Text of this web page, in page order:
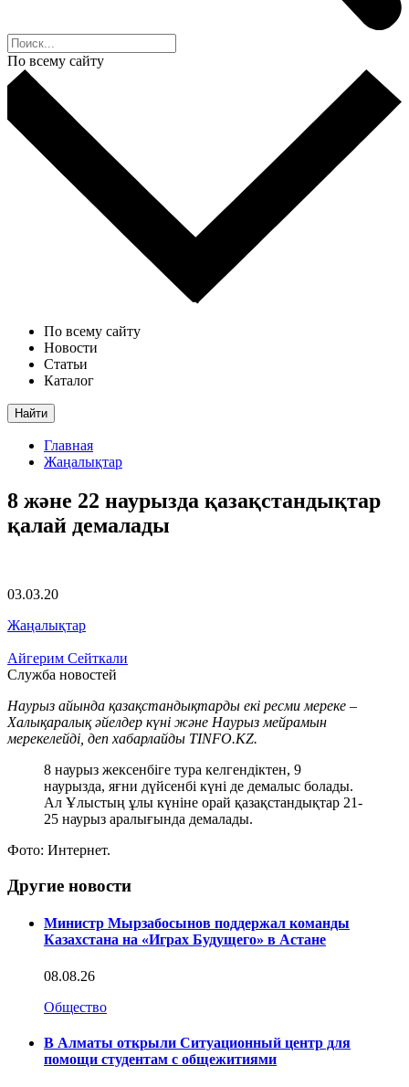
По всему сайту
По всему сайту
Новости
Статьи
Каталог
Найти
Главная
Жаңалықтар
8 және 22 наурызда қазақстандықтар
қалай демалады
03.03.20
Жаңалықтар
Айгерим Сейткали
Служба новостей
Наурыз айында қазақстандықтарды екі ресми мереке –
Халықаралық әйелдер күні және Наурыз мейрамын
мерекелейді, деп хабарлайды TINFO.KZ.
8 наурыз жексенбіге тура келгендіктен, 9
наурызда, яғни дүйсенбі күні де демалыс болады.
Ал Ұлыстың ұлы күніне орай қазақстандықтар 21-
25 наурыз аралығында демалады.
Фото: Интернет.
Другие новости
Министр Мырзабосынов поддержал команды
Казахстана на «Играх Будущего» в Астане
08.08.26
Общество
В Алматы открыли Ситуационный центр для
помощи студентам с общежитиями